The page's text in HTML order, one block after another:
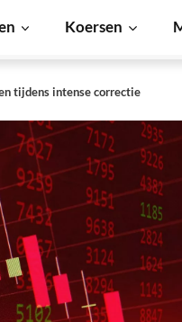
Koersen
tijdens intense correctie